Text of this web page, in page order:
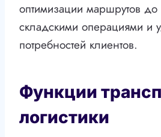
оптимизации маршрутов до
складскими операциями и
потребностей клиентов.
Функции
логистики